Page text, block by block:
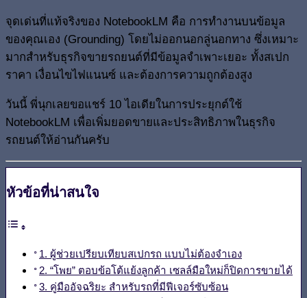
จุดเด่นที่แท้จริงของ NotebookLM คือ การทำงานบนข้อมูล
ของคุณเอง (Grounding) โดยไม่ออกนอกลู่นอกทาง ซึ่งเหมาะ
มากสำหรับธุรกิจขายรถยนต์ที่มีข้อมูลจำเพาะเยอะ ทั้งสเปก
ราคา เงื่อนไขไฟแนนซ์ และต้องการความถูกต้องสูง
วันนี้ พี่นุกเลยขอแชร์ 10 ไอเดียในการประยุกต์ใช้
NotebookLM เพื่อเพิ่มยอดขายและประสิทธิภาพในธุรกิจ
รถยนต์ให้อ่านกันครับ
หัวข้อที่น่าสนใจ
1. ผู้ช่วยเปรียบเทียบสเปกรถ แบบไม่ต้องจำเอง
2. “โพย” ตอบข้อโต้แย้งลูกค้า เซลล์มือใหม่ก็ปิดการขายได้
3. คู่มืออัจฉริยะ สำหรับรถที่มีฟีเจอร์ซับซ้อน